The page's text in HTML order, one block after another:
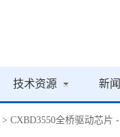
技术资源 新
> CXBD3550全桥驱动芯片